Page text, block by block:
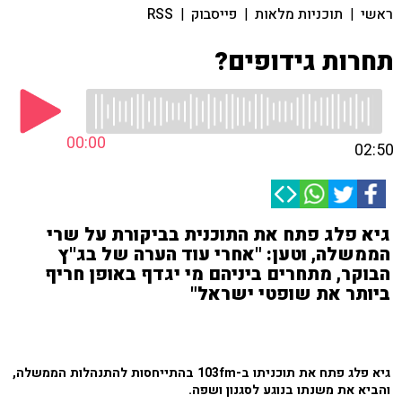
ראשי | תוכניות מלאות | פייסבוק |
RSS
תחרות גידופים?
00:00 02:50
גיא פלג פתח את התוכנית בביקורת על שרי
הממשלה, וטען: "אחרי עוד הערה של בג''ץ
הבוקר, מתחרים ביניהם מי יגדף באופן חריף
ביותר את שופטי ישראל"
גיא פלג פתח את תוכניתו ב-103fm בהתייחסות להתנהלות הממשלה,
והביא את משנתו בנוגע לסגנון ושפה.